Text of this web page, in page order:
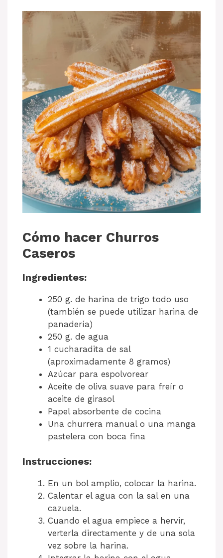
Cómo hacer Churros
Caseros
Ingredientes:
250 g. de harina de trigo todo uso
(también se puede utilizar harina de
panadería)
250 g. de agua
1 cucharadita de sal
(aproximadamente 8 gramos)
Azúcar para espolvorear
Aceite de oliva suave para freír o
aceite de girasol
Papel absorbente de cocina
Una churrera manual o una manga
pastelera con boca fina
Instrucciones:
En un bol amplio, colocar la harina.
Calentar el agua con la sal en una
cazuela.
Cuando el agua empiece a hervir,
verterla directamente y de una sola
vez sobre la harina.